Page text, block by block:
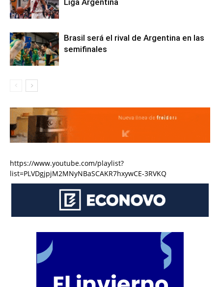
Brasil será el rival de Argentina en las
semifinales
https://www.youtube.com/playlist?
list=PLVDgjpjM2MNyNBaSCAKR7hxywCE-3RVKQ